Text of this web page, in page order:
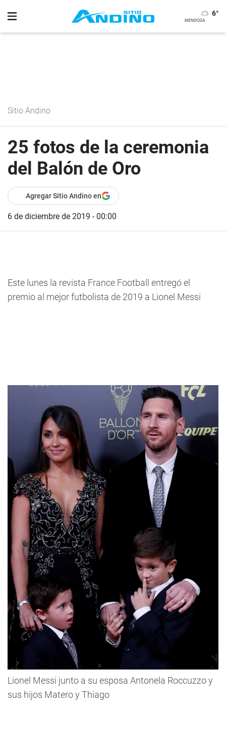
6°
Sitio Andino
25 fotos de la ceremonia
del Balón de Oro
Agregar Sitio Andino en
6 de diciembre de 2019 - 00:00
Este lunes la revista France Football entregó el
premio al mejor futbolista de 2019 a Lionel Messi
Lionel Messi junto a su esposa Antonela Roccuzzo y
sus hijos Matero y Thiago